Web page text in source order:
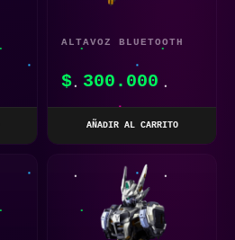
ALTAVOZ BLUETOOTH
5.0 INALÁMBRICO
DISEÑO MECHA –
– EFECTOS
ILUMINACIÓN Y CAJA
$300.000
AÑADIR AL CARRITO